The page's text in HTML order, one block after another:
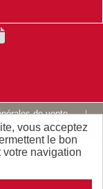
vous acceptez
le bon
navigation
de vente
site